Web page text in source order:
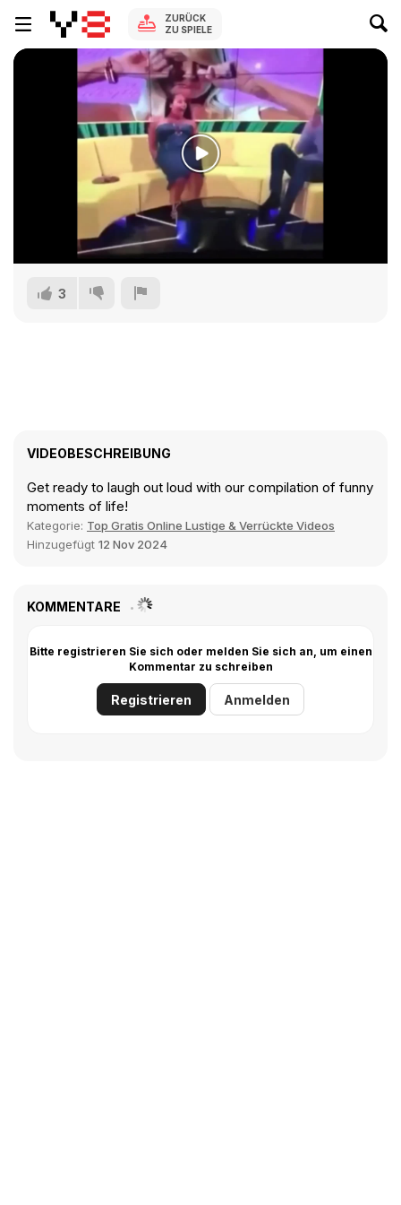
ZURÜCK
ZU SPIELE
3
VIDEOBESCHREIBUNG
Get ready to laugh out loud with our compilation of funny
moments of life!
Kategorie: Top Gratis Online Lustige & Verrückte Videos
Hinzugefügt 12 Nov 2024
KOMMENTARE
Bitte registrieren Sie sich oder melden Sie sich an, um einen
Kommentar zu schreiben
Registrieren Anmelden